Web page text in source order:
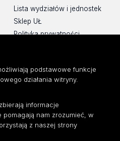
Lista wydziałów i jednostek
Sklep UŁ
Polityka prywatności
Mapa Strony
podstawowe funkcje
działania witryny.
informacje
nam zrozumieć, w
z naszej strony